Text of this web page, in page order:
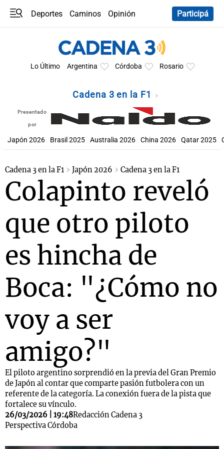
Deportes Caminos
Opinión
Participá
Lo Último Argentina Córdoba Rosario
Cadena 3 en la F1
Presentado
por
Japón 2026 Brasil 2025 Australia 2026 China 2026 Qatar 2025
Cadena 3 en la F1 Japón 2026 Cadena 3 en la F1
Colapinto reveló
que otro piloto
es hincha de
Boca: "¿Cómo no
voy a ser
amigo?"
El piloto argentino sorprendió en la previa del Gran Premio
de Japón al contar que comparte pasión futbolera con un
referente de la categoría. La conexión fuera de la pista que
fortalece su vínculo.
26/03/2026 | 19:48Redacción Cadena 3
Perspectiva Córdoba